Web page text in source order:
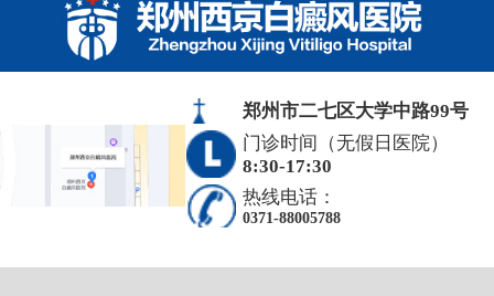
郑州市二七区大学中路99号
门诊时间（无假日医院）
8:30-17:30
热线电话：
0371-88005788